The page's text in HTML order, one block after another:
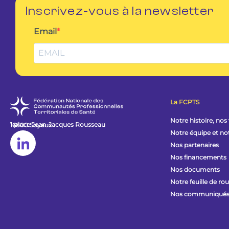
Inscrivez-vous à la newsletter
Email
1 place Jean-Jacques Rousseau
16800 Soyaux
La FCPTS
Notre histoire, nos
Notre équipe et
Nos partenaires
Nos financements
Nos documents
Notre feuille de
Nos